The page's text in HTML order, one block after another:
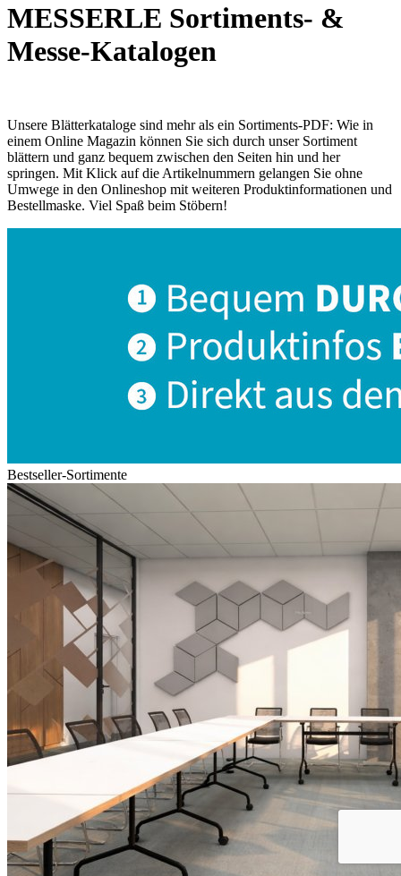
MESSERLE Sortiments- &
Messe-Katalogen
Unsere Blätterkataloge sind mehr als ein Sortiments-PDF: Wie in
einem Online Magazin können Sie sich durch unser Sortiment
blättern und ganz bequem zwischen den Seiten hin und her
springen. Mit Klick auf die Artikelnummern gelangen Sie ohne
Umwege in den Onlineshop mit weiteren Produktinformationen und
Bestellmaske. Viel Spaß beim Stöbern!
Bestseller-Sortimente